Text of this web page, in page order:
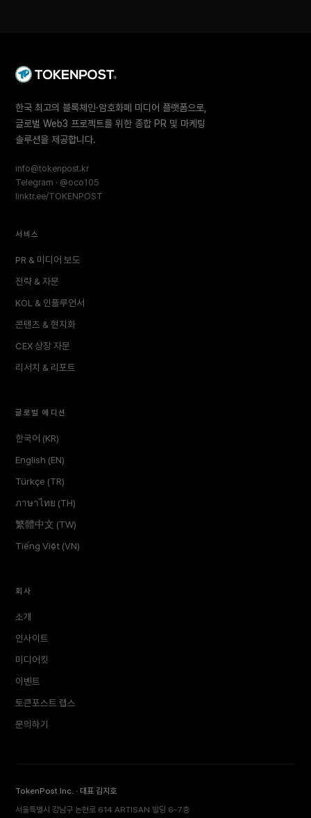
한국 최고의 블록체인·암호화폐 미디어 플랫폼으로,
글로벌 Web3 프로젝트를 위한 종합 PR 및 마케팅
솔루션을 제공합니다.
info@tokenpost.kr
Telegram · @oco105
linktr.ee/TOKENPOST
서비스
PR & 미디어 보도
전략 & 자문
KOL & 인플루언서
콘텐츠 & 현지화
CEX 상장 자문
리서치 & 리포트
글로벌 에디션
한국어 (KR)
English (EN)
Türkçe (TR)
ภาษาไทย (TH)
繁體中文 (TW)
Tiếng Việt (VN)
회사
소개
인사이트
미디어킷
이벤트
토큰포스트 랩스
문의하기
TokenPost Inc. · 대표 김지호
서울특별시 강남구 논현로 614 ARTISAN 빌딩 6–7층